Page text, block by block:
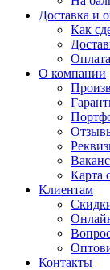
Доставка и
Как
О компании
Карта
Клиентам
Контакты